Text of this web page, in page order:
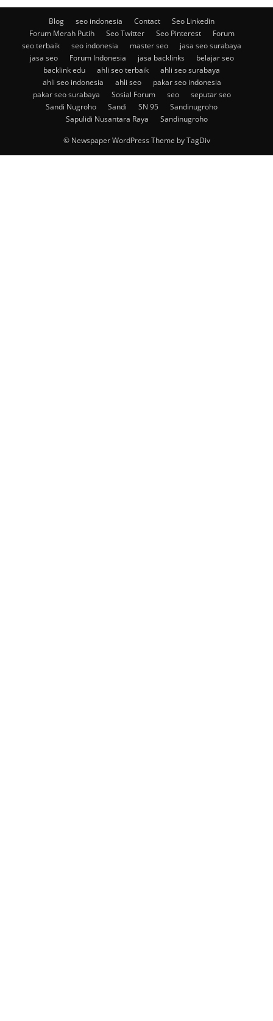
Blog seo indonesia Contact
Seo Linkedin
Forum Merah Putih
Seo Twitter Seo Pinterest
Forum
seo terbaik
seo indonesia master seo
jasa seo surabaya
jasa seo
Forum Indonesia jasa backlinks
belajar seo
backlink edu
ahli seo terbaik
ahli seo surabaya
ahli seo indonesia
ahli seo
pakar seo indonesia
pakar seo surabaya
Sosial Forum seo
seputar seo
Sandi Nugroho
Sandi SN 95
Sandinugroho
Sapulidi Nusantara Raya
Sandinugroho
© Newspaper WordPress Theme by TagDiv